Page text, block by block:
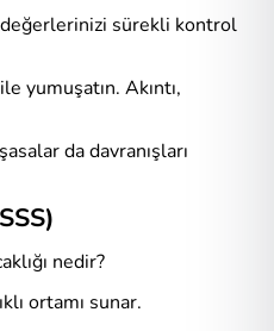
sürekli kontrol
yumuşatın. Akıntı,
da davranışları
nedir?
ortamı sunar.